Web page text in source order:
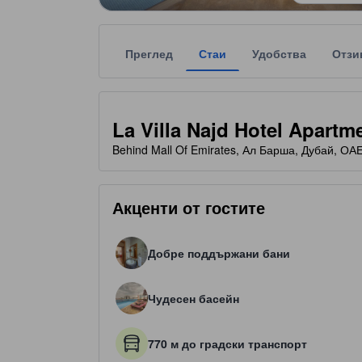
Преглед Стаи Удобства
La Villa Najd Hotel
Всяка звездна категоризация на обекта за
Behind Mall Of Emirates, Ал Барша, Дубай,
Акценти от гостите
Добре поддържани бани
Чудесен басейн
770 м до градски транспорт